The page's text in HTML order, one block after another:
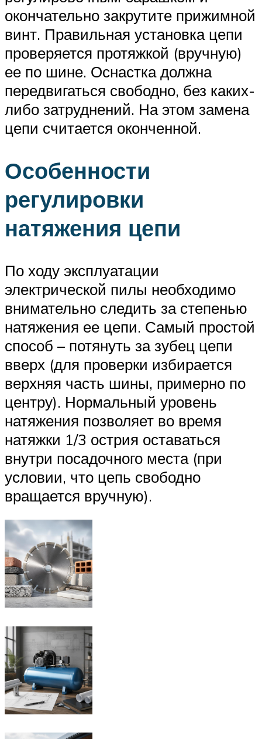
окончательно закрутите прижимной
винт. Правильная установка цепи
проверяется протяжкой (вручную)
ее по шине. Оснастка должна
передвигаться свободно, без каких-
либо затруднений. На этом замена
цепи считается оконченной.
Особенности
регулировки
натяжения цепи
По ходу эксплуатации
электрической пилы необходимо
внимательно следить за степенью
натяжения ее цепи. Самый простой
способ – потянуть за зубец цепи
вверх (для проверки избирается
верхняя часть шины, примерно по
центру). Нормальный уровень
натяжения позволяет во время
натяжки 1/3 острия оставаться
внутри посадочного места (при
условии, что цепь свободно
вращается вручную).